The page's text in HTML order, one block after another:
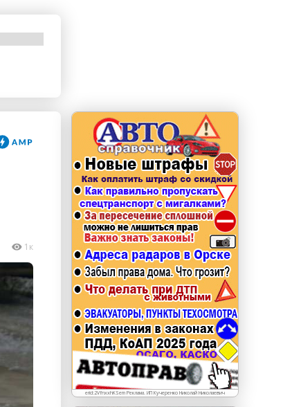
erid: LdtCKJjWj Реклама. ИП Кучеренко Николай
Николаевич
1к
erid:2VfnxxhKSem Реклама. ИП Кучеренко Николай Николаевич